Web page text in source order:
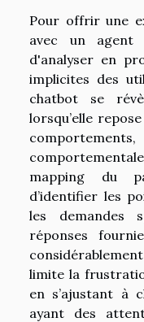
Pour offrir une
avec un agent
d'analyser en
implicites des
chatbot se
lorsqu’elle
mapping du
d’identifier les
les demandes
réponses
limite la
en s’ajustant à
ayant des